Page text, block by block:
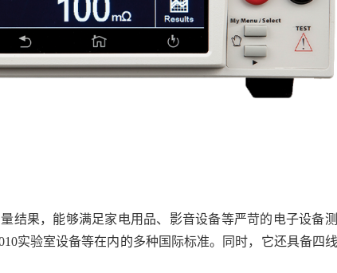
结果，能够满足家电用品、影音设备等严苛的电子设备
实验室设备等在内的多种国际标准。同时，它还具备